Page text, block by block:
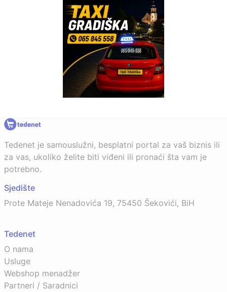
Tedenet je samouslužni, besplatni portal za vaš biznis ili
za vas, ukoliko želite biti viđeni ili pronaći šta vam je
potrebno.
Sjedište
Prote Mateje Nenadovića 19, 75450 Šekovići, BiH
Tedenet
O nama
Usluge
Webshop menadžer
Partneri / Saradnici